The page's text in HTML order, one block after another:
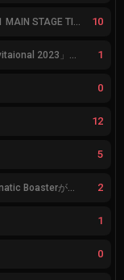
VALORANT Challengers 2023: Japan Split 1 MAIN STAGE TIER表 10
完全招待制大会「TEN VALORANT Global Invitaional 2023」が韓国で開催 1
0
12
5
DFM xnfriのプレイを批判したアナリストにFnatic Boasterが反応「DFMは仕組みの強化が必要なだけ」 2
1
0